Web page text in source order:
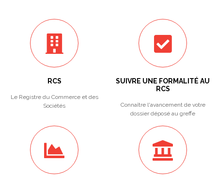
RCS
Le Registre du Commerce et des
Sociétés
SUIVRE UNE FORMALITÉ AU
RCS
Connaître l'avancement de votre
dossier déposé au greffe